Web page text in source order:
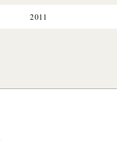
2011